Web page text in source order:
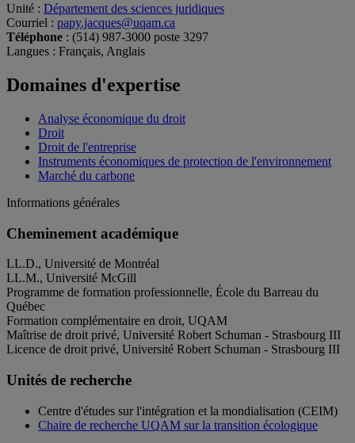
Unité : Département des sciences juridiques
Courriel : papy.jacques@uqam.ca
Téléphone : (514) 987-3000 poste 3297
Langues : Français, Anglais
Domaines d'expertise
Analyse économique du droit
Droit
Droit de l'entreprise
Instruments économiques de protection de l'environnement
Marché du carbone
Informations générales
Cheminement académique
LL.D., Université de Montréal
LL.M., Université McGill
Programme de formation professionnelle, École du Barreau du
Québec
Formation complémentaire en droit, UQAM
Maîtrise de droit privé, Université Robert Schuman - Strasbourg III
Licence de droit privé, Université Robert Schuman - Strasbourg III
Unités de recherche
Centre d'études sur l'intégration et la mondialisation (CEIM)
Chaire de recherche UQAM sur la transition écologique